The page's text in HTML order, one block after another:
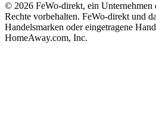
© 2026 FeWo-direkt, ein
Rechte vorbehalten. FeWo-direkt und
Handelsmarken oder eingetragene
HomeAway.com, Inc.